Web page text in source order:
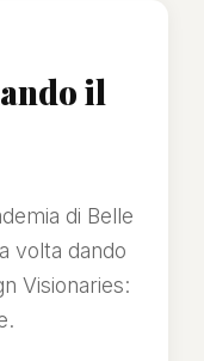
il
di Belle
volta dando
Visionaries: